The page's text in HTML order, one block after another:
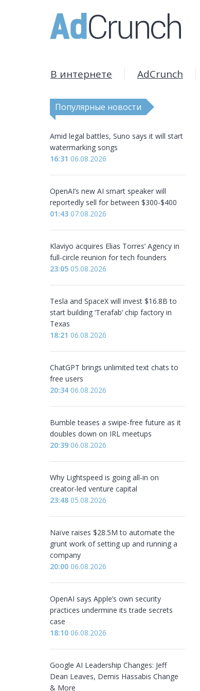
В интернете AdCrunch
Популярные новости
Amid legal battles, Suno says it will start
watermarking songs
16:31 06.08.2026
OpenAI’s new AI smart speaker will
reportedly sell for between $300-$400
01:43 07.08.2026
Klaviyo acquires Elias Torres’ Agency in
full-circle reunion for tech founders
23:05 05.08.2026
Tesla and SpaceX will invest $16.8B to
start building ‘Terafab’ chip factory in
Texas
18:21 06.08.2026
ChatGPT brings unlimited text chats to
free users
20:34 06.08.2026
Bumble teases a swipe-free future as it
doubles down on IRL meetups
20:39 06.08.2026
Why Lightspeed is going all-in on
creator-led venture capital
23:48 05.08.2026
Naïve raises $28.5M to automate the
grunt work of setting up and running a
company
20:00 06.08.2026
OpenAI says Apple’s own security
practices undermine its trade secrets
case
18:10 06.08.2026
Google AI Leadership Changes: Jeff
Dean Leaves, Demis Hassabis Change
& More